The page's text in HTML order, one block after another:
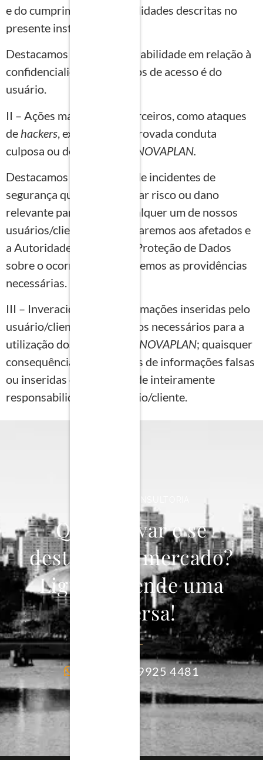
e do cumprimento das finalidades descritas no
presente instrumento.
Destacamos que a responsabilidade em relação à
confidencialidade dos dados de acesso é do
usuário.
II – Ações maliciosas de terceiros, como ataques
de hackers , exceto se comprovada conduta
culposa ou deliberada da
INOVAPLAN.
Destacamos que em caso de incidentes de
segurança que possam gerar risco ou dano
relevante para você ou qualquer um de nossos
usuários/clientes, comunicaremos aos afetados e
a Autoridade Nacional de Proteção de Dados
sobre o ocorrido e cumpriremos as providências
necessárias.
III – Inveracidade das informações inseridas pelo
usuário/cliente nos registros necessários para a
utilização dos serviços da
INOVAPLAN; quaisquer
consequências decorrentes de informações falsas
ou inseridas de má-fé são de inteiramente
responsabilidade do usuário/cliente.
Quer inovar e se
destacar no mercado?
Ligue e agende uma
conversa!
+55 11 9 9925 4481